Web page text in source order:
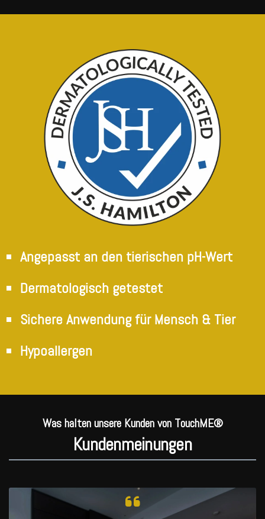
Angepasst an den tierischen pH-Wert
Dermatologisch getestet
Sichere Anwendung für Mensch & Tier
Hypoallergen
Was halten unsere Kunden von TouchME®
Kundenmeinungen